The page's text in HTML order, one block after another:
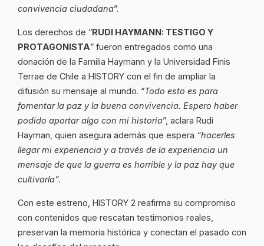
convivencia ciudadana”.
Los derechos de “RUDI HAYMANN: TESTIGO Y
PROTAGONISTA” fueron entregados como una
donación de la Familia Haymann y la Universidad Finis
Terrae de Chile a HISTORY con el fin de ampliar la
difusión su mensaje al mundo. “Todo esto es para
fomentar la paz y la buena convivencia. Espero haber
podido aportar algo con mi historia”, aclara Rudi
Hayman, quien asegura además que espera “hacerles
llegar mi experiencia y a través de la experiencia un
mensaje de que la guerra es horrible y la paz hay que
cultivarla”.
Con este estreno, HISTORY 2 reafirma su compromiso
con contenidos que rescatan testimonios reales,
preservan la memoria histórica y conectan el pasado con